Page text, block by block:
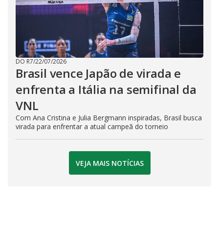
DO R7/22/07/2026
Brasil vence Japão de virada e
enfrenta a Itália na semifinal da
VNL
Com Ana Cristina e Julia Bergmann inspiradas, Brasil busca
virada para enfrentar a atual campeã do torneio
VEJA MAIS NOTÍCIAS